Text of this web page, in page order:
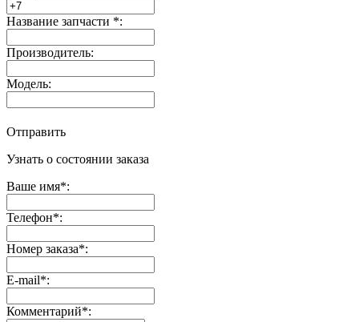
Название запчасти *:
Производитель:
Модель:
Отправить
Узнать о состоянии заказа
Ваше имя*:
Телефон*:
Номер заказа*:
E-mail*:
Комментарий*: